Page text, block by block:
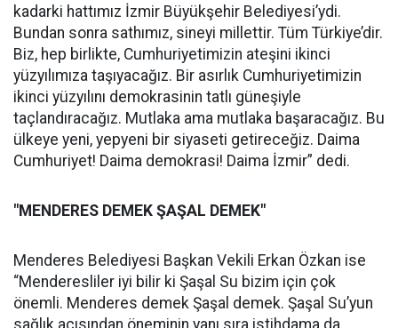
kadarki hattımız İzmir Büyükşehir Belediyesi’ydi.
Bundan sonra sathımız, sineyi millettir. Tüm Türkiye’dir.
Biz, hep birlikte, Cumhuriyetimizin ateşini ikinci
yüzyılımıza taşıyacağız. Bir asırlık Cumhuriyetimizin
ikinci yüzyılını demokrasinin tatlı güneşiyle
taçlandıracağız. Mutlaka ama mutlaka başaracağız. Bu
ülkeye yeni, yepyeni bir siyaseti getireceğiz. Daima
Cumhuriyet! Daima demokrasi! Daima İzmir” dedi.
"MENDERES DEMEK ŞAŞAL DEMEK"
Menderes Belediyesi Başkan Vekili Erkan Özkan ise
“Menderesliler iyi bilir ki Şaşal Su bizim için çok
önemli. Menderes demek Şaşal demek. Şaşal Su’yun
sağlık açısından öneminin yanı sıra istihdama da